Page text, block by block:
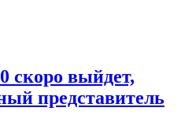
скоро выйдет,
представитель